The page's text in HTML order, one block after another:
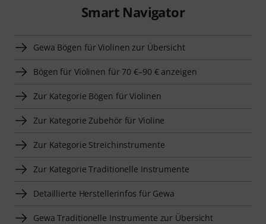
Smart Navigator
Gewa Bögen für Violinen zur Übersicht
Bögen für Violinen für 70 €–90 € anzeigen
Zur Kategorie Bögen für Violinen
Zur Kategorie Zubehör für Violine
Zur Kategorie Streichinstrumente
Zur Kategorie Traditionelle Instrumente
Detaillierte Herstellerinfos für Gewa
Gewa Traditionelle Instrumente zur Übersicht